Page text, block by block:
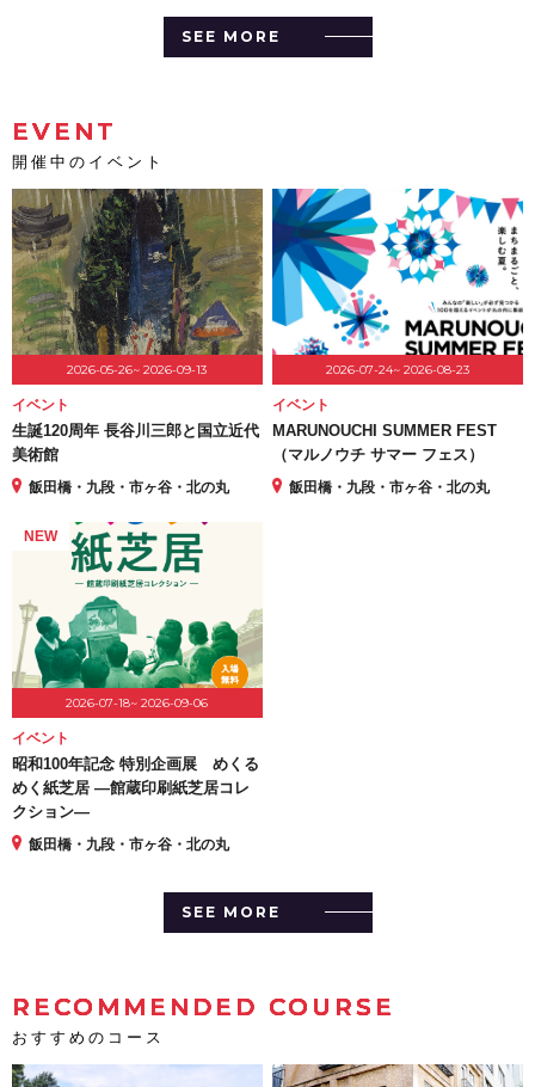
SEE MORE
EVENT
開催中のイベント
2026-05-26~ 2026-09-13
イベント
生誕120周年 長谷川三郎と国立近代
美術館
飯田橋・九段・市ヶ谷・北の丸
2026-07-24~ 2026-08-23
イベント
MARUNOUCHI SUMMER FEST
（マルノウチ サマー フェス）
飯田橋・九段・市ヶ谷・北の丸
NEW
2026-07-18~ 2026-09-06
イベント
昭和100年記念 特別企画展 めくる
めく紙芝居 ―館蔵印刷紙芝居コレ
クション―
飯田橋・九段・市ヶ谷・北の丸
SEE MORE
RECOMMENDED COURSE
おすすめのコース